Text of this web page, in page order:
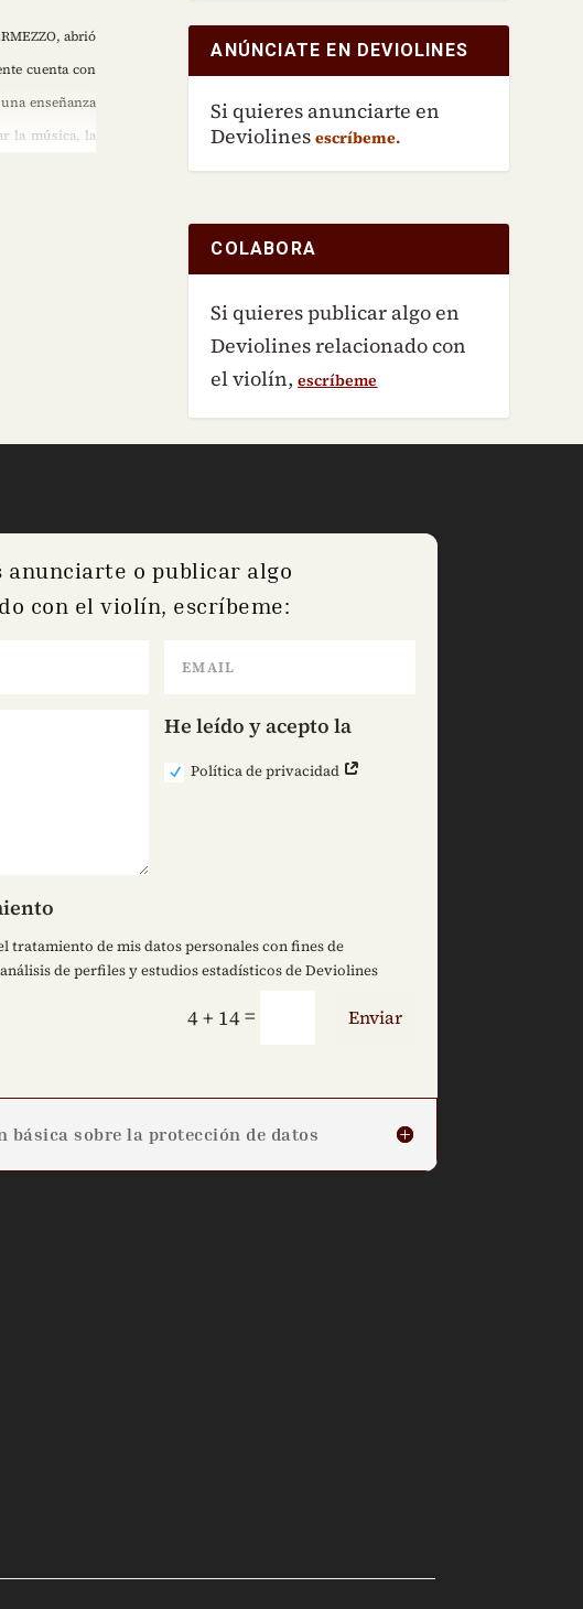
abrió
cuenta con
enseñanza
la música, la
ANÚNCIATE EN DEVIOLINES
Si quieres anunciarte en
Deviolinesescríbeme.
COLABORA
Si quieres publicar algo en
Deviolines relacionado con
el violín,escríbeme
anunciarte o publicar algo
con el violín, escríbeme:
He leído y acepto la
Política de privacidad
tratamiento de mis datos personales con fines de
de perfiles y estudios estadísticos de Deviolines
4 + 14= Enviar
básica sobre la protección de datos